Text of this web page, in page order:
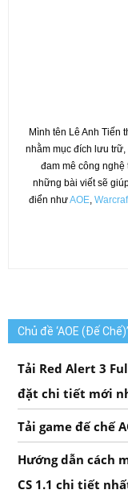
Mình tên Lê Anh Tiến
nhằm mục đích lưu
đam mê công nghệ
những bài viết sẽ
điển nhưAOE,
Chủ đề ‘AOE (Đế Chế)’
Tải Red Alert 3
đặt chi tiết mới
Tải game đế chế
Hướng dẫn cách
CS 1.1 chi tiết